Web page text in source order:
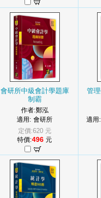
會研所中級會計學題庫
制霸
作者:鄭泓
適用: 會研所
定價:620 元
特價:496 元
管
適用